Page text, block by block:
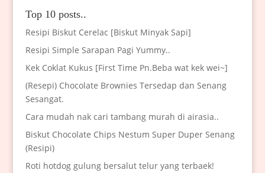
Top 10 posts..
Resipi Biskut Cerelac [Biskut Minyak Sapi]
Resipi Simple Sarapan Pagi Yummy..
Kek Coklat Kukus [First Time Pn.Beba wat kek wei~]
(Resepi) Chocolate Brownies Tersedap dan Senang
Sesangat.
Cara mudah nak cari tambang murah di airasia..
Biskut Chocolate Chips Nestum Super Duper Senang
(Resipi)
Roti hotdog gulung bersalut telur yang terbaek!